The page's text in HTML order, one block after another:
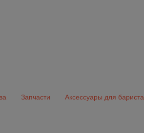
Запчасти Аксессуары для бариста